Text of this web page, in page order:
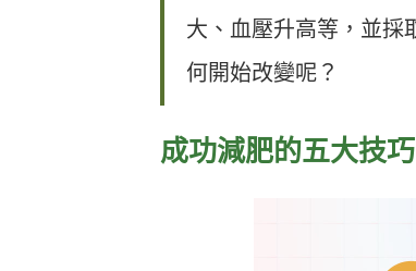
大、血壓升高等，並採
何開始改變呢？
成功減肥的五大技巧